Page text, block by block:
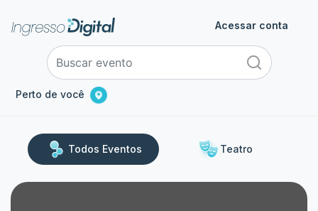
Perto de você
Acessar conta
Todos Eventos Teatro